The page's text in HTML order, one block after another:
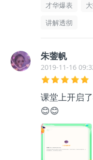
才华爆表
讲解透彻
朱蓥帆
2019-11-16
课堂上开启
😊😊